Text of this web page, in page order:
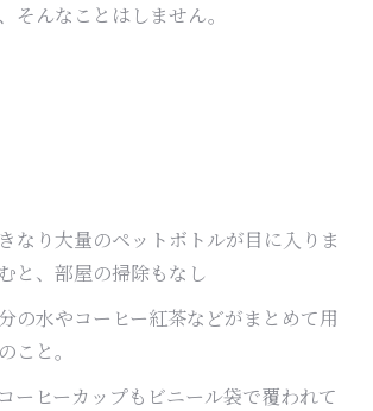
そんなことはしません。
なり大量のペットボトルが目に入りま
と、部屋の掃除もなし
の水やコーヒー紅茶などがまとめて用
こと。
ーヒーカップもビニール袋で覆われて